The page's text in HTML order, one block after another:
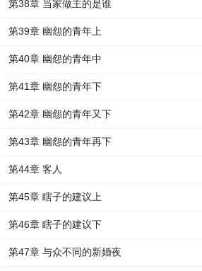
第38章 当家做主的是谁
第39章 幽怨的青年上
第40章 幽怨的青年中
第41章 幽怨的青年下
第42章 幽怨的青年又下
第43章 幽怨的青年再下
第44章 客人
第45章 瞎子的建议上
第46章 瞎子的建议下
第47章 与众不同的新婚夜